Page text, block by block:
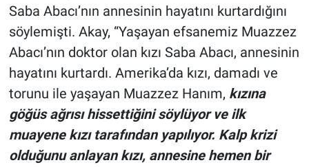
Saba Abacı’nın annesinin hayatını kurtardığını
söylemişti. Akay, “Yaşayan efsanemiz Muazzez
Abacı’nın doktor olan kızı Saba Abacı, annesinin
hayatını kurtardı. Amerika’da kızı, damadı ve
torunu ile yaşayan Muazzez Hanım, kızına
göğüs ağrısı hissettiğini söylüyor ve ilk
muayene kızı tarafından yapılıyor. Kalp krizi
olduğunu anlayan kızı, annesine hemen bir